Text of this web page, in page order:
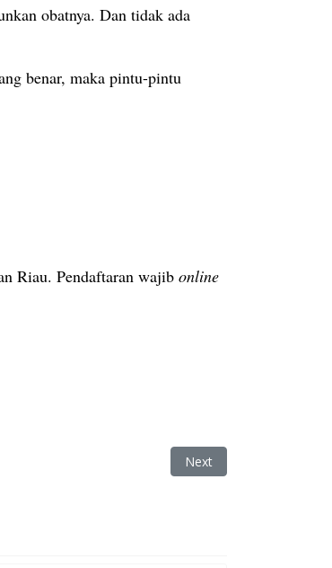
obatnya. Dan tidak ada
benar, maka pintu-pintu
Riau. Pendaftaran wajib online
Next article: Tempat
Next